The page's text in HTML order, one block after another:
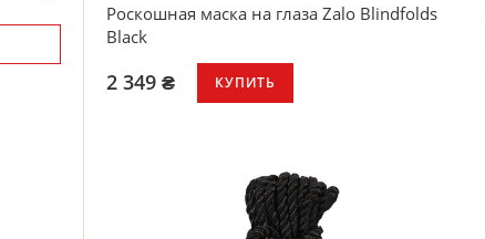
Роскошная маска на глаза Zalo Blindfolds
Black
2 349 ₴ КУПИТЬ